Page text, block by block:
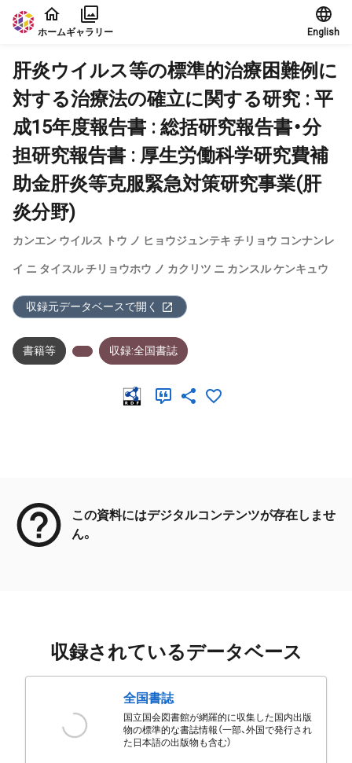
本文に飛ぶ
ホームギャラリー English
肝炎ウイルス等の標準的治療困難例に
対する治療法の確立に関する研究 : 平
成15年度報告書 : 総括研究報告書・分
担研究報告書 : 厚生労働科学研究費補
助金肝炎等克服緊急対策研究事業(肝
炎分野)
カンエン ウイルス トウ ノ ヒョウジュンテキ チリョウ コンナンレ
イ ニ タイスル チリョウホウ ノ カクリツ ニ カンスル ケンキュウ
収録元データベースで開く
書籍等 収録:全国書誌
この資料にはデジタルコンテンツが存在しませ
ん。
収録されているデータベース
全国書誌
国立国会図書館が網羅的に収集した国内出版
物の標準的な書誌情報（一部、外国で発行され
た日本語の出版物も含む）